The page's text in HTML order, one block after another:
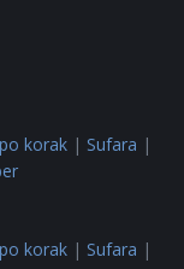
korak | Sufara |
korak | Sufara |